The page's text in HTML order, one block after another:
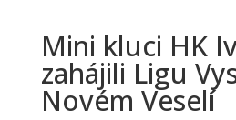
Mini kluci HK
zahájili Ligu
Novém Veselí